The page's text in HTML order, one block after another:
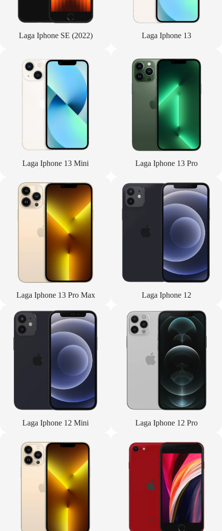
Laga Iphone SE (2022) Laga Iphone 13
Laga Iphone 13 Mini Laga Iphone 13 Pro
Laga Iphone 13 Pro Max Laga Iphone 12
Laga Iphone 12 Mini Laga Iphone 12 Pro